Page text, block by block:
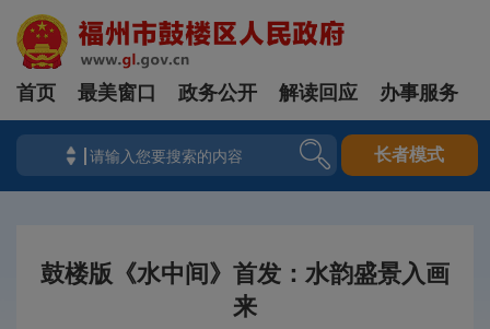
首页 最美窗口 政务公开 解读回应 办事服务
长者模式
鼓楼版《水中间》首发：水韵盛景入画
来